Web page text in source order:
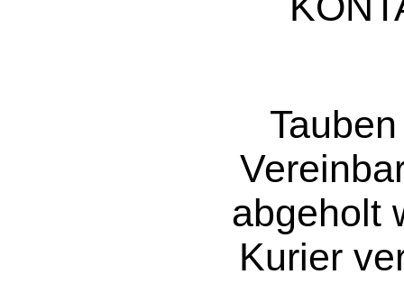
abgeholt
Kurier